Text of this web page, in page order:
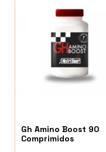
Gh Amino Boost 90
Comprimidos